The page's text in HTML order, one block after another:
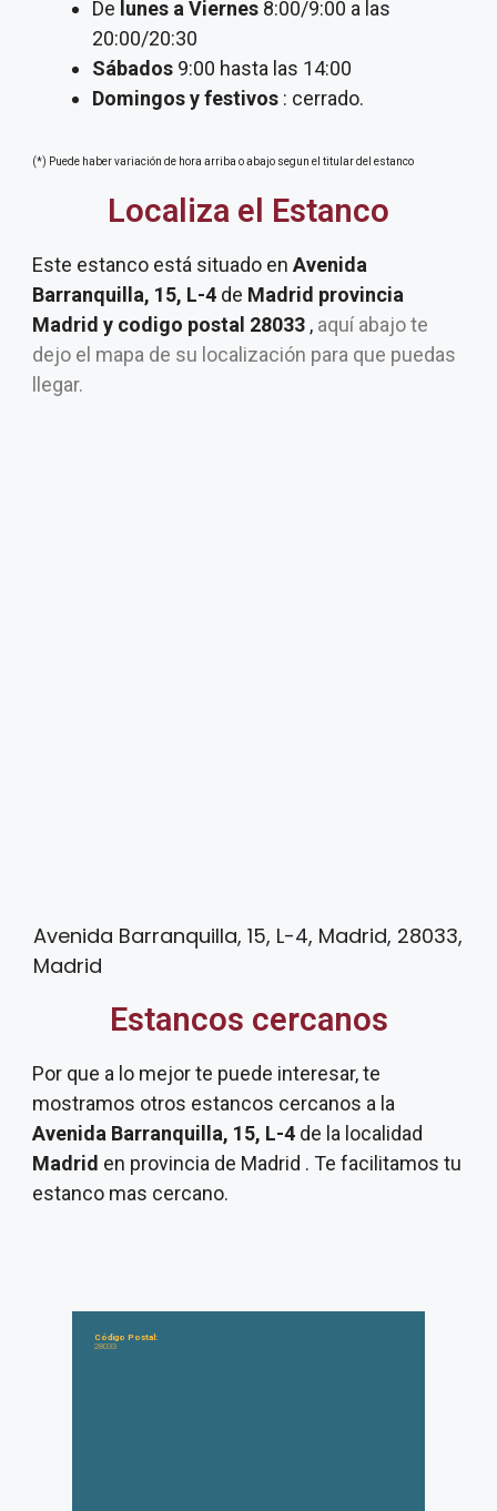
De lunes a Viernes 8:00/9:00 a las
20:00/20:30
Sábados 9:00 hasta las 14:00
Domingos y festivos : cerrado.
(*) Puede haber variación de hora arriba o abajo segun el titular del estanco
Localiza el Estanco
Este estanco está situado en Avenida
Barranquilla, 15, L-4 de Madrid provincia
Madrid y codigo postal 28033 , aquí abajo te
dejo el mapa de su localización para que puedas
llegar.
Avenida Barranquilla, 15, L-4, Madrid, 28033,
Madrid
Estancos cercanos
Por que a lo mejor te puede interesar, te
mostramos otros estancos cercanos a la
Avenida Barranquilla, 15, L-4 de la localidad
Madrid en provincia de Madrid . Te facilitamos tu
estanco mas cercano.
Código Postal:
28033